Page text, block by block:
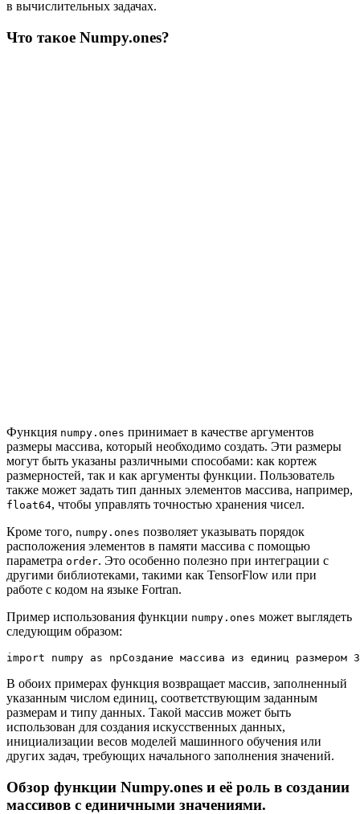
в вычислительных задачах.
Что такое Numpy.ones?
Функция numpy.ones принимает в качестве аргументов
размеры массива, который необходимо создать. Эти размеры
могут быть указаны различными способами: как кортеж
размерностей, так и как аргументы функции. Пользователь
также может задать тип данных элементов массива, например,
float64, чтобы управлять точностью хранения чисел.
Кроме того, numpy.ones позволяет указывать порядок
расположения элементов в памяти массива с помощью
параметра order. Это особенно полезно при интеграции с
другими библиотеками, такими как TensorFlow или при
работе с кодом на языке Fortran.
Пример использования функции numpy.ones может выглядеть
следующим образом:
В обоих примерах функция возвращает массив, заполненный
указанным числом единиц, соответствующим заданным
размерам и типу данных. Такой массив может быть
использован для создания искусственных данных,
инициализации весов моделей машинного обучения или
других задач, требующих начального заполнения значений.
Обзор функции Numpy.ones и её роль в создании
массивов с единичными значениями.